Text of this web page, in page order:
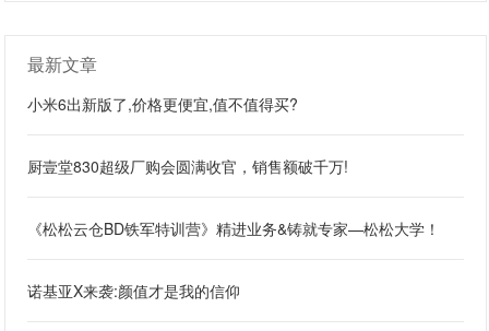
最新文章
小米6出新版了,价格更便宜,值不值得买?
厨壹堂830超级厂购会圆满收官，销售额破千万!
《松松云仓BD铁军特训营》精进业务&铸就专家—松松大学！
诺基亚X来袭:颜值才是我的信仰